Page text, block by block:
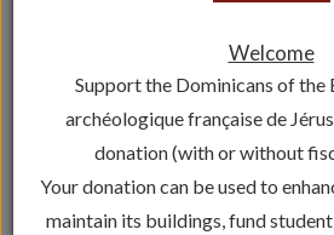
Welcome
Support the Dominicans of the
archéologique française de
donation (with or without
Your donation can be used to
maintain its buildings, fund